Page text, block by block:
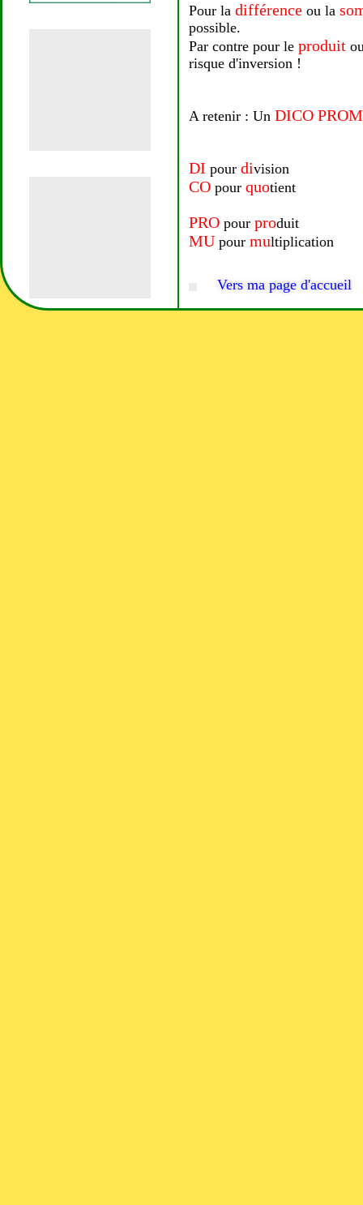
Pour la différence ou la
possible.
Par contre pour le produit
risque d'inversion !
A retenir : Un DICO
DI pour division
CO pour quotient
PRO pour produit
MU pour multiplication
Vers ma page d'accueil